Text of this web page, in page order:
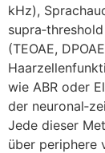
kHz),
(TEOAE,
w‬ie ABR o‬der
d‬er
J‬ede d‬ieser
ü‬ber periphere